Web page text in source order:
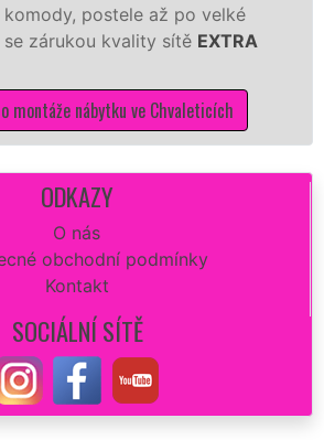
velké
EXTRA
Nobilie,
tuto kuchyň
Mám zájem o
ODKAZY
O nás
obchodní podmínky
Kontakt
SOCIÁLNÍ SÍTĚ